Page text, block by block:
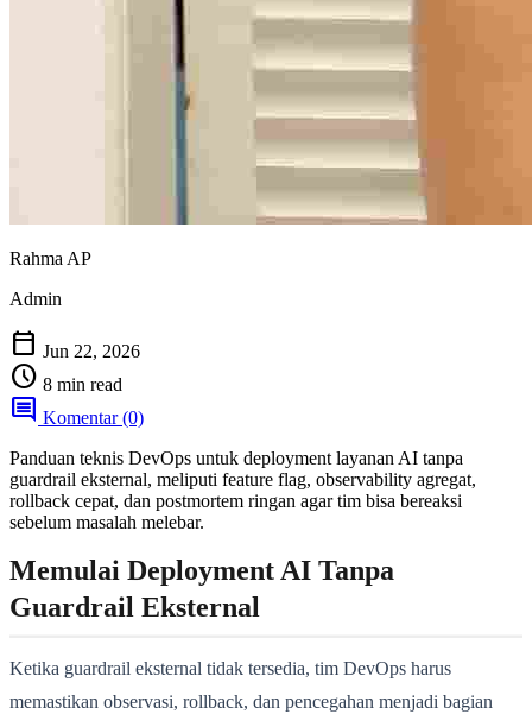
Rahma AP
Admin
calendar_today Jun 22, 2026
schedule 8 min read
comment Komentar (0)
Panduan teknis DevOps untuk deployment layanan AI tanpa
guardrail eksternal, meliputi feature flag, observability agregat,
rollback cepat, dan postmortem ringan agar tim bisa bereaksi
sebelum masalah melebar.
Memulai Deployment AI Tanpa
Guardrail Eksternal
Ketika guardrail eksternal tidak tersedia, tim DevOps harus
memastikan observasi, rollback, dan pencegahan menjadi bagian